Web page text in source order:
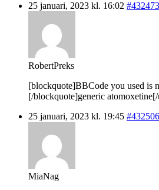
25 januari, 2023 kl. 16:02 #432473
RobertPreks
[blockquote]BBCode you used is
[/blockquote]generic
25 januari, 2023 kl. 19:45 #432506
MiaNag